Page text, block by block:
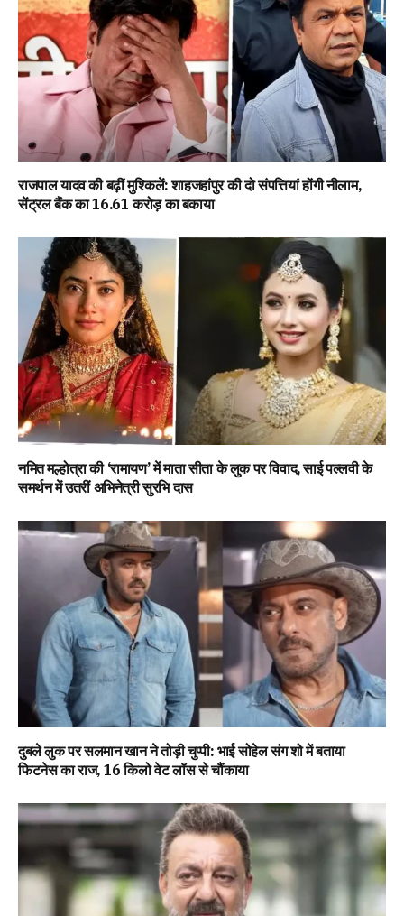
राजपाल यादव की बढ़ीं मुश्किलें: शाहजहांपुर की दो संपत्तियां होंगी नीलाम,
सेंट्रल बैंक का ₹16.61 करोड़ का बकाया
नमित मल्होत्रा की ‘रामायण’ में माता सीता के लुक पर विवाद, साई पल्लवी के
समर्थन में उतरीं अभिनेत्री सुरभि दास
दुबले लुक पर सलमान खान ने तोड़ी चुप्पी: भाई सोहेल संग शो में बताया
फिटनेस का राज, 16 किलो वेट लॉस से चौंकाया